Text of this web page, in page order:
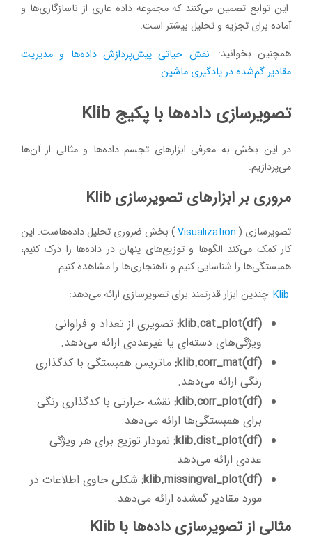
این توابع تضمین می‌کنند که مجموعه داده عاری از ناسازگاری‌ها و
آماده برای تجزیه و تحلیل بیشتر است.
همچنین بخوانید:
نقش حیاتی پیش‌پردازش داده‌ها و مدیریت
مقادیر گم‌شده در یادگیری ماشین
تصویرسازی داده‌ها با پکیج Klib
در این بخش به معرفی ابزارهای تجسم داده‌ها و مثالی از آن‌ها
می‌پردازیم.
مروری بر ابزارهای تصویرسازی Klib
تصویرسازی ( Visualization) بخش ضروری تحلیل داده‌هاست. این
کار کمک می‌کند الگوها و توزیع‌های پنهان در داده‌ها را درک کنیم،
همبستگی‌ها را شناسایی کنیم و ناهنجاری‌ها را مشاهده کنیم.
Klib چندین ابزار قدرتمند برای تصویرسازی ارائه می‌دهد:
klib.cat_plot(df): تصویری از تعداد و فراوانی
ویژگی‌های دسته‌ای یا غیرعددی ارائه می‌دهد.
klib.corr_mat(df): ماتریس همبستگی با کدگذاری
رنگی ارائه می‌دهد.
klib.corr_plot(df): نقشه حرارتی با کدگذاری رنگی
برای همبستگی‌ها ارائه می‌دهد.
klib.dist_plot(df): نمودار توزیع برای هر ویژگی
عددی ارائه می‌دهد.
klib.missingval_plot(df): شکلی حاوی اطلاعات در
مورد مقادیر گمشده ارائه می‌دهد.
مثالی از تصویرسازی داده‌ها با Klib